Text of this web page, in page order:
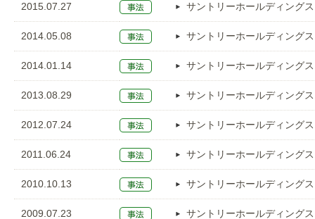
2015.07.27 サントリーホールディングス
2014.05.08 サントリーホールディングス
2014.01.14 サントリーホールディングス
2013.08.29 サントリーホールディングス
2012.07.24 サントリーホールディングス
2011.06.24 サントリーホールディングス
2010.10.13 サントリーホールディングス
2009.07.23 サントリーホールディングス